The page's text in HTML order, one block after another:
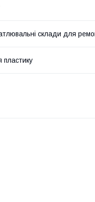
склади для
пластику